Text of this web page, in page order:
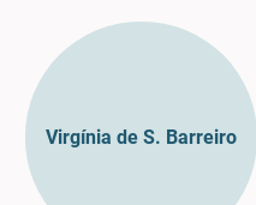
Virgínia de S. Barreiro